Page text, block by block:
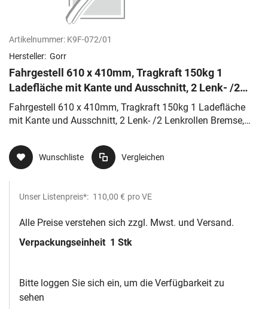
Artikelnummer: K9F-072/01
Hersteller: Gorr
Fahrgestell 610 x 410mm, Tragkraft 150kg 1
Ladefläche mit Kante und Ausschnitt, 2 Lenk- /2
Lenkrollen Bremse, Vollgummi
Fahrgestell 610 x 410mm, Tragkraft 150kg 1 Ladefläche
mit Kante und Ausschnitt, 2 Lenk- /2 Lenkrollen Bremse,
Wunschliste Vergleichen
Unser Listenpreis*: 110,00 € pro VE
Alle Preise verstehen sich zzgl. Mwst. und Versand.
Verpackungseinheit 1 Stk
Bitte loggen Sie sich ein, um die Verfügbarkeit zu
sehen